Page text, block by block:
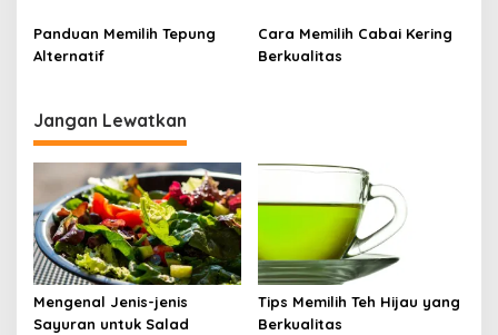
Panduan Memilih Tepung
Alternatif
Cara Memilih Cabai Kering
Berkualitas
Jangan Lewatkan
Mengenal Jenis-jenis
Sayuran untuk Salad
Tips Memilih Teh Hijau yang
Berkualitas